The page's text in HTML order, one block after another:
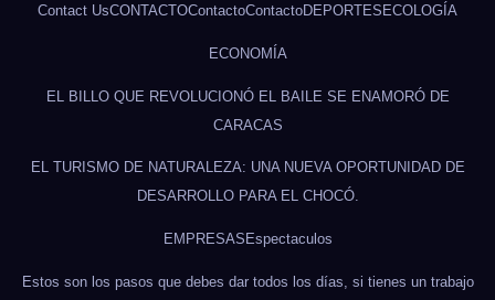
Contact UsCONTACTOContactoContactoDEPORTES ECOLOGÍA
ECONOMÍA
EL BILLO QUE REVOLUCIONÓ EL BAILE SE ENAMORÓ DE
CARACAS
EL TURISMO DE NATURALEZA: UNA NUEVA OPORTUNIDAD DE
DESARROLLO PARA EL CHOCÓ.
EMPRESAS Espectaculos
Estos son los pasos que debes dar todos los días, si tienes un trabajo